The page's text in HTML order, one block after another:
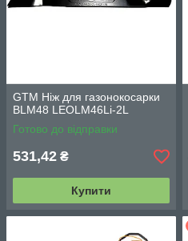
GTM Ніж для газонокосарки
BLM48 LEOLM46Li-2L
Готово до відправки
531,42 ₴
Купити